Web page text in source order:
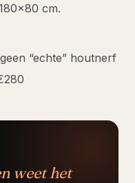
cm.
“echte” houtnerf
weet het